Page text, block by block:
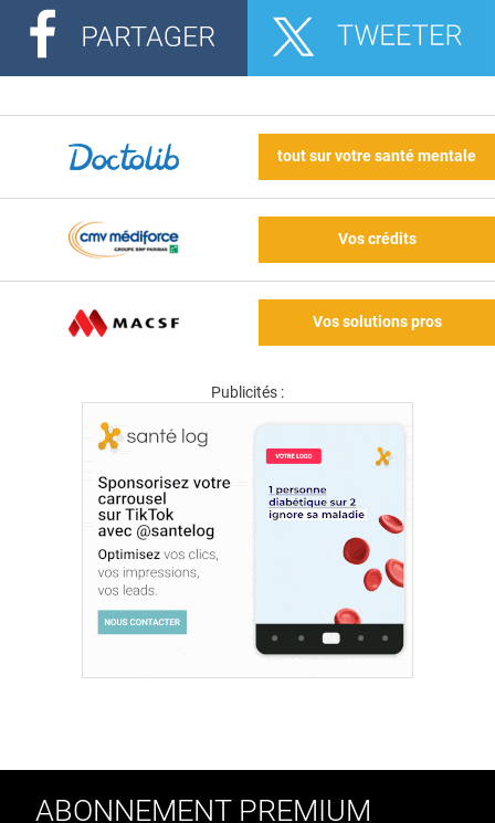
tout sur votre santé mentale
Vos crédits
Vos solutions pros
Publicités :
ABONNEMENT PREMIUM